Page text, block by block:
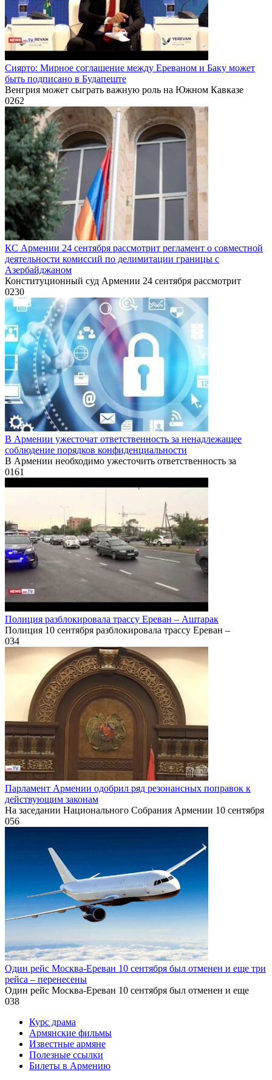
Сиярто: Мирное соглашение между Ереваном и Баку может
быть подписано в Будапеште
Венгрия может сыграть важную роль на Южном Кавказе
0262
КС Армении 24 сентября рассмотрит регламент о совместной
деятельности комиссий по делимитации границы с
Азербайджаном
Конституционный суд Армении 24 сентября рассмотрит
0230
В Армении ужесточат ответственность за ненадлежащее
соблюдение порядков конфиденциальности
В Армении необходимо ужесточить ответственность за
0161
Полиция разблокировала трассу Ереван – Аштарак
Полиция 10 сентября разблокировала трассу Ереван –
034
Парламент Армении одобрил ряд резонансных поправок к
действующим законам
На заседании Национального Собрания Армении 10 сентября
056
Один рейс Москва-Ереван 10 сентября был отменен и еще три
рейса – перенесены
Один рейс Москва-Ереван 10 сентября был отменен и еще
038
Курс драма
Армянские фильмы
Известные армяне
Полезные ссылки
Билеты в Армению